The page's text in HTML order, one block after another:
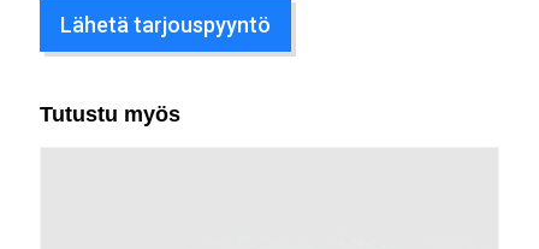
Lähetä tarjouspyyntö
Tutustu myös